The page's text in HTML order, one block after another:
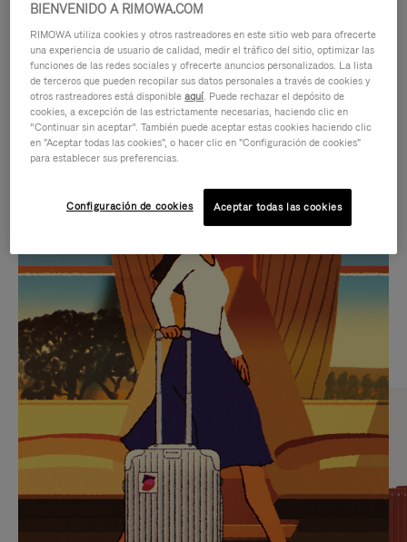
VÍDEO
NO
ESTÁ
PAUSADO,
PULSE
PARA
PAUSARLO.
SONIDO
DEL
VÍDEO
ESTÁ
DESACTIVADO:
PULSE
PARA
ACTIVARLO.
IDAS DE REGALO CUIDADOSAMENTE ELEGIDAS
Encuentre su compañero de
viaje ideal
BIENVENIDO A RIMOWA.COM
RIMOWA utiliza cookies y otros rastreadores en este sitio web para ofrecerte
una experiencia de usuario de calidad, medir el tráfico del sitio, optimizar las
funciones de las redes sociales y ofrecerte anuncios personalizados. La lista
de terceros que pueden recopilar sus datos personales a través de cookies y
otros rastreadores está disponibleaquí. Puede rechazar el depósito de
cookies, a excepción de las estrictamente necesarias, haciendo clic en
“Continuar sin aceptar”. También puede aceptar estas cookies haciendo clic
en "Aceptar todas las cookies", o hacer clic en "Configuración de cookies"
para establecer sus preferencias.
Configuración de cookies Aceptar todas las cookies